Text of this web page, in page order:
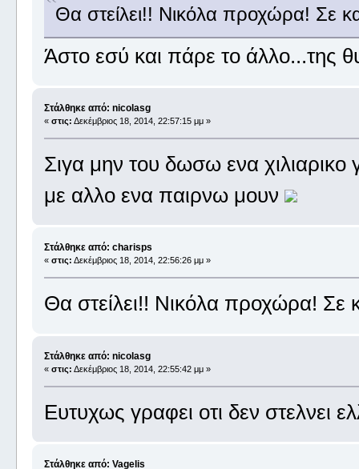
Θα στείλει!! Νικόλα προχώρα! Σε
Άστο εσύ και πάρε το άλλο...της
Στάλθηκε από: nicolasg
« στις: Δεκέμβριος 18, 2014, 22:57:15 μμ »
Σιγα μην του δωσω ενα χιλιαρικο
με αλλο ενα παιρνω μουν
Στάλθηκε από: charisps
« στις: Δεκέμβριος 18, 2014, 22:56:26 μμ »
Θα στείλει!! Νικόλα προχώρα! Σε
Στάλθηκε από: nicolasg
« στις: Δεκέμβριος 18, 2014, 22:55:42 μμ »
Ευτυχως γραφει οτι δεν στελνει
Στάλθηκε από: Vagelis